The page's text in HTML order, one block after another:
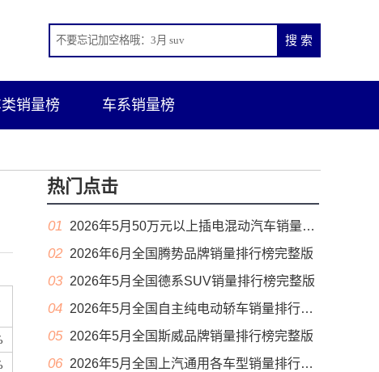
销量榜 车系销量榜
热门点击
01 2026年5月50万元以上插电混动汽车销量排行榜（零售量）
02 2026年6月全国腾势品牌销量排行榜完整版
03 2026年5月全国德系SUV销量排行榜完整版
04 2026年5月全国自主纯电动轿车销量排行榜完整版(出口量
05 2026年5月全国斯威品牌销量排行榜完整版
06 2026年5月全国上汽通用各车型销量排行榜完整版